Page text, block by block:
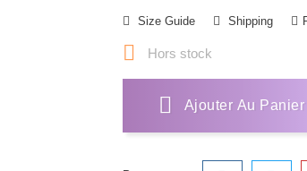
Size Guide Shipping
 Hors stock
Ajouter Au Panier